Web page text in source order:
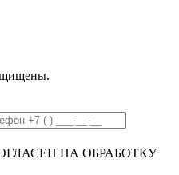
НА ОБРАБОТКУ